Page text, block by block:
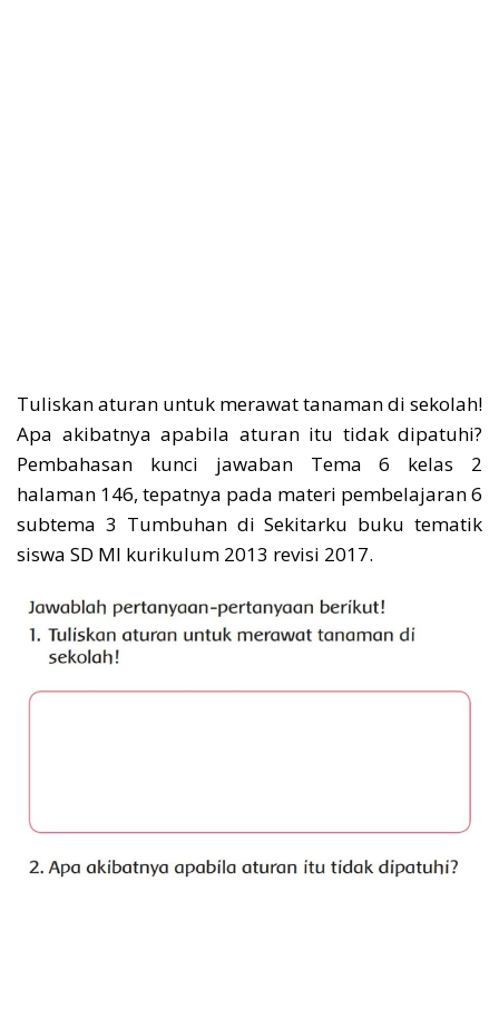
Tuliskan aturan untuk merawat tanaman di sekolah!
Apa akibatnya apabila aturan itu tidak dipatuhi?
Pembahasan kunci jawaban Tema 6 kelas 2
halaman 146, tepatnya pada materi pembelajaran 6
subtema 3 Tumbuhan di Sekitarku buku tematik
siswa SD MI kurikulum 2013 revisi 2017.